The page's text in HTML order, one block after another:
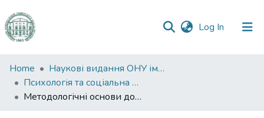
Log In (current)
Communities
&
Collections
Home
Наукові видання ОНУ імені І. І. Мечникова
Психологія та соціальна робота
Методологічні основи дослідження особистості, схильної до перебування у деструктивних культах